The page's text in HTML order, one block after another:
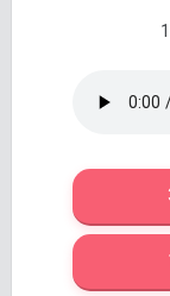
1